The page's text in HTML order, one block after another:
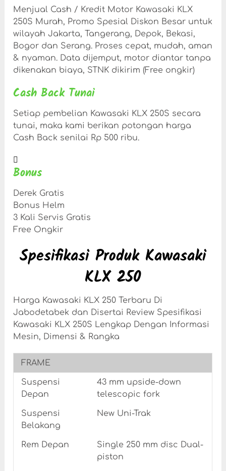
Menjual Cash / Kredit Motor Kawasaki KLX
250S Murah, Promo Spesial Diskon Besar untuk
wilayah Jakarta, Tangerang, Depok, Bekasi,
Bogor dan Serang. Proses cepat, mudah, aman
& nyaman. Data dijemput, motor diantar tanpa
dikenakan biaya, STNK dikirim (Free ongkir)
Cash Back Tunai
Setiap pembelian Kawasaki KLX 250S secara
tunai, maka kami berikan potongan harga
Cash Back senilai Rp 500 ribu.
Bonus
Derek Gratis
Bonus Helm
3 Kali Servis Gratis
Free Ongkir
Spesifikasi Produk Kawasaki
KLX 250
Harga Kawasaki KLX 250 Terbaru Di
Jabodetabek dan Disertai Review Spesifikasi
Kawasaki KLX 250S Lengkap Dengan Informasi
Mesin, Dimensi & Rangka
FRAME
Suspensi
Depan
43 mm upside-down
telescopic fork
Suspensi
Belakang
New Uni-Trak
Rem Depan
Single 250 mm disc Dual-
piston